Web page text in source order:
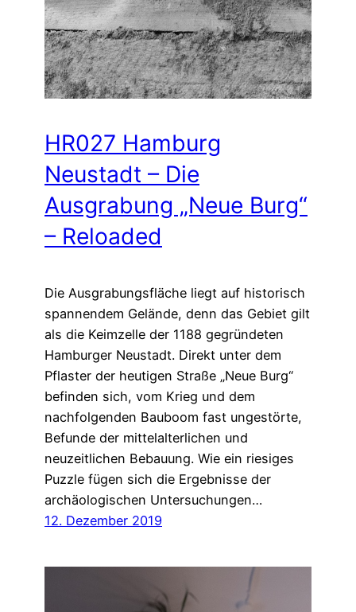
HR027 Hamburg
Neustadt – Die
Ausgrabung „Neue Burg“
– Reloaded
Die Ausgrabungsfläche liegt auf historisch
spannendem Gelände, denn das Gebiet gilt
als die Keimzelle der 1188 gegründeten
Hamburger Neustadt. Direkt unter dem
Pflaster der heutigen Straße „Neue Burg“
befinden sich, vom Krieg und dem
nachfolgenden Bauboom fast ungestörte,
Befunde der mittelalterlichen und
neuzeitlichen Bebauung. Wie ein riesiges
Puzzle fügen sich die Ergebnisse der
archäologischen Untersuchungen…
12. Dezember 2019